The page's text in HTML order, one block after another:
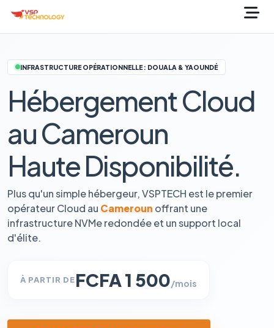
INFRASTRUCTURE OPÉRATIONNELLE : DOUALA & YAOUNDÉ
Hébergement Cloud
au Cameroun
Haute Disponibilité.
Plus qu'un simple hébergeur, VSPTECH est le premier
opérateur Cloud au Cameroun offrant une
infrastructure NVMe redondée et un support local
d'élite.
À PARTIR DEFCFA 1 500/mois